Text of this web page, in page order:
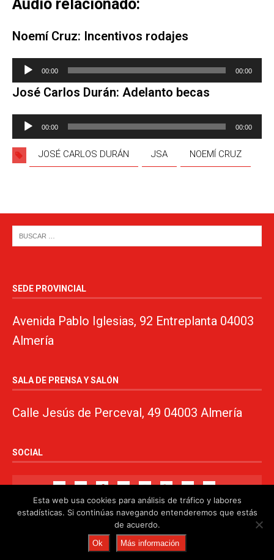
Audio relacionado:
Noemí Cruz: Incentivos rodajes
Reproductor
audio
00:00 00:00
José Carlos Durán: Adelanto becas
Reproductor
audio
00:00 00:00
JOSÉ CARLOS DURÁN JSA NOEMÍ CRUZ
SEDE PROVINCIAL
Avenida Pablo Iglesias, 92 Entreplanta 04003
Almería
SALA DE PRENSA Y SALÓN
Calle Jesús de Perceval, 49 04003 Almería
SOCIAL
© 2024. PSOE de Almería · 950750000 ·www.psoealmeria.com
psoe@psoe-almeria.com·Aviso legal
Esta web usa cookies para análisis de tráfico y labores
estadísticas. Si continúas navegando entenderemos que estás
de acuerdo.
Ok Más información